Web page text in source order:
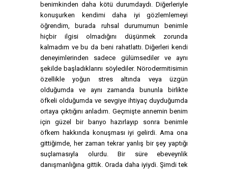
benimkinden daha kötü durumdaydı. Diğerleriyle
konuşurken kendimi daha iyi gözlemlemeyi
öğrendim, burada ruhsal durumumun benimle
hiçbir ilgisi olmadığını düşünmek zorunda
kalmadım ve bu da beni rahatlattı. Diğerleri kendi
deneyimlerinden sadece gülümsediler ve aynı
şekilde başladıklarını söylediler. Nörodermitisimin
özellikle yoğun stres altında veya üzgün
olduğumda ve aynı zamanda bununla birlikte
öfkeli olduğumda ve sevgiye ihtiyaç duyduğumda
ortaya çıktığını anladım. Geçmişte annemin benim
için güzel bir banyo hazırlayıp sonra benimle
öfkem hakkında konuşması iyi gelirdi. Ama ona
gittiğimde, her zaman tekrar yanlış bir şey yaptığı
suçlamasıyla olurdu. Bir süre ebeveynlik
danışmanlığına gittik. Orada daha iyiydi. Şimdi tek